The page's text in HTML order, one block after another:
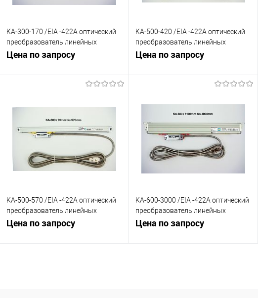
KA-300-170 /EIA -422A оптический
преобразователь линейных
перемещений 1µm
Цена по запросу
В корзину
В избранное
Под заказ
KA-500-420 /EIA -422A оптический
преобразователь линейных
перемещений 1µm
Цена по запросу
В корзину
К сравнению
В избранное
Под заказ
KA-500-570 /EIA -422A оптический
преобразователь линейных
перемещений 1µm
Цена по запросу
KA-600-3000 /EIA -422A оптический
преобразователь линейных
перемещений 1µm
Цена по запросу